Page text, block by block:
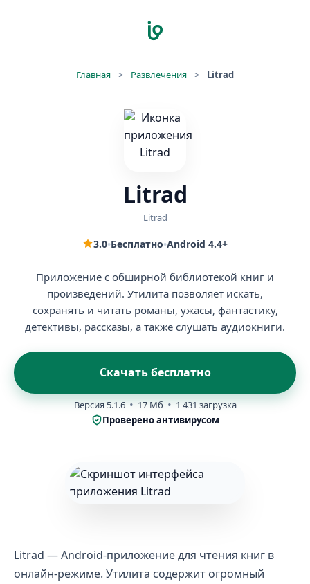
Главная > Развлечения > Litrad
Litrad
Litrad
3.0•Бесплатно•Android 4.4+
Приложение с обширной библиотекой книг и
произведений. Утилита позволяет искать,
сохранять и читать романы, ужасы, фантастику,
детективы, рассказы, а также слушать аудиокниги.
Скачать бесплатно
Версия 5.1.6 17 Мб
1 431 загрузка
Проверено антивирусом
Litrad — Android-приложение для чтения книг в
онлайн-режиме. Утилита содержит огромный